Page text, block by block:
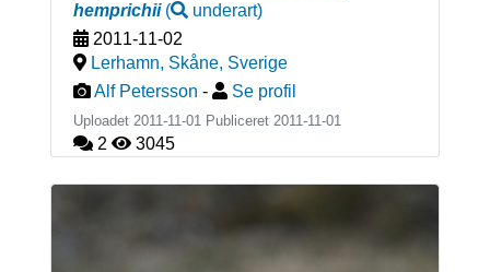
hemprichii( underart)
2011-11-02
Lerhamn, Skåne, Sverige
Alf Petersson - Se profil
Uploadet 2011-11-01 Publiceret 2011-11-01
2 3045